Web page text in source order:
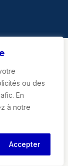
ou des
En
à notre
Accepter